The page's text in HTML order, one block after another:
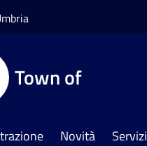
Town of
Novità Servizi